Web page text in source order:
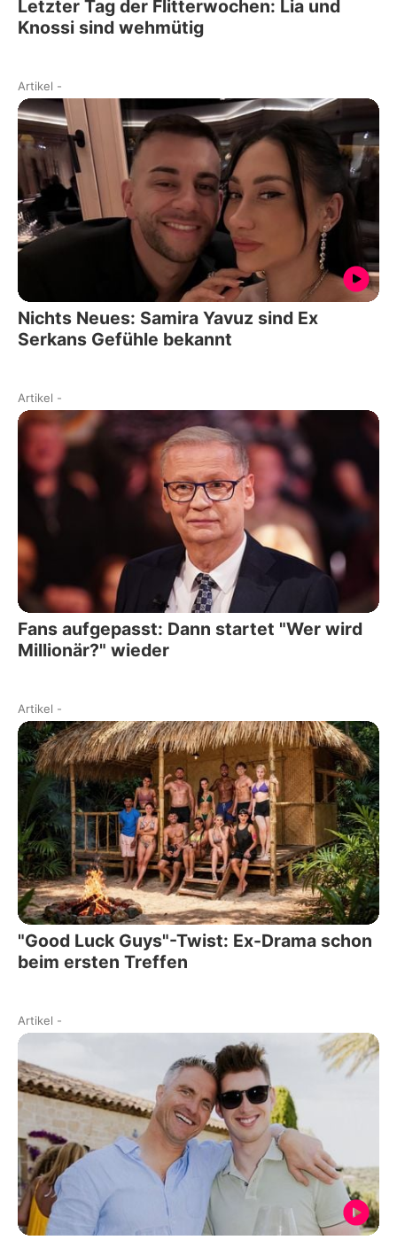
Letzter Tag der Flitterwochen: Lia und
Knossi sind wehmütig
Artikel -
Nichts Neues: Samira Yavuz sind Ex
Serkans Gefühle bekannt
Artikel -
Fans aufgepasst: Dann startet "Wer wird
Millionär?" wieder
Artikel -
"Good Luck Guys"-Twist: Ex-Drama schon
beim ersten Treffen
Artikel -